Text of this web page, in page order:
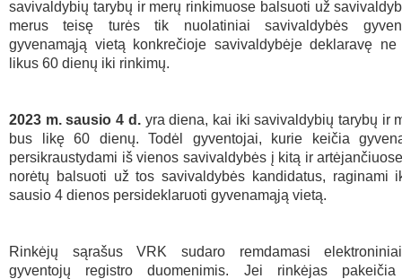
savivaldybių tarybų ir merų rinkimuose balsuoti už
merus teisę turės tik nuolatiniai savivaldybės
gyvenamąją vietą konkrečioje savivaldybėje deklaravę
likus 60 dienų iki rinkimų.
2023 m. sausio4 d.yra diena, kai iki savivaldybių tarybų ir
bus likę 60 dienų. Todėl gyventojai, kurie keičia
persikraustydami iš vienos savivaldybės į kitą ir
norėtų balsuoti už tos savivaldybės kandidatus, raginami
sausio 4 dienos persideklaruoti gyvenamąją vietą.
Rinkėjų sąrašus VRK sudaro remdamasi
gyventojų registro duomenimis. Jei rinkėjas pakeičia